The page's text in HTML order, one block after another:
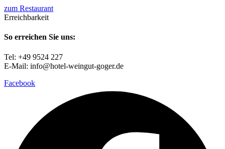
zum Restaurant
Erreichbarkeit
So erreichen Sie uns:
Tel: +49 9524 227
E-Mail: info@hotel-weingut-goger.de
Facebook